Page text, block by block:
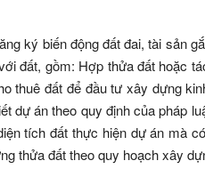
ký biến động đất đai, tài sản
đất, gồm: Hợp thửa đất hoặc
thuê đất để đầu tư xây dựng
dự án theo quy định của pháp
tích đất thực hiện dự án mà
thửa đất theo quy hoạch xây